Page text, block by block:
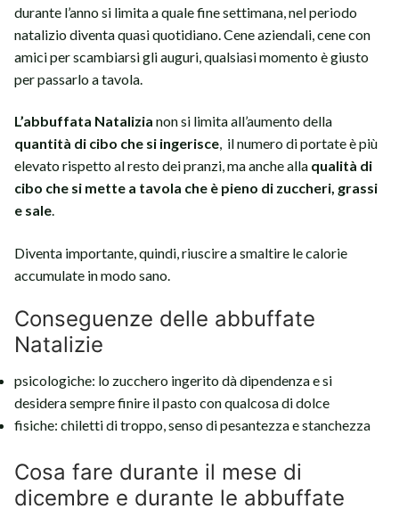
durante l’anno si limita a quale fine settimana, nel periodo
natalizio diventa quasi quotidiano. Cene aziendali, cene con
amici per scambiarsi gli auguri, qualsiasi momento è giusto
per passarlo a tavola.
L’abbuffata Natalizia non si limita all’aumento della
quantità di cibo che si ingerisce, il numero di portate è più
elevato rispetto al resto dei pranzi, ma anche alla qualità di
cibo che si mette a tavola che è pieno di zuccheri, grassi
e sale.
Diventa importante, quindi, riuscire a smaltire le calorie
accumulate in modo sano.
Conseguenze delle abbuffate
Natalizie
psicologiche: lo zucchero ingerito dà dipendenza e si
desidera sempre finire il pasto con qualcosa di dolce
fisiche: chiletti di troppo, senso di pesantezza e stanchezza
Cosa fare durante il mese di
dicembre e durante le abbuffate